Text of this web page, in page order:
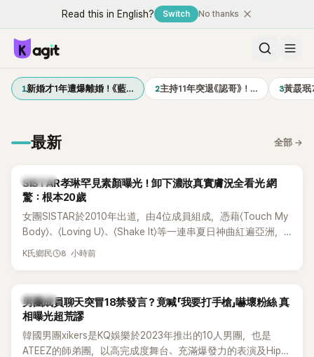
Read this in English? Switch No thanks
1新婚才1年遭爆離婚！《藍… 2主持11年突退《認哥》！… 3黃晸
最新 全部 →
K-POP
SISTAR孝琳罕見素顏曝光！卸下濃妝真實膚況全看光 網
驚：根本20歲
女團SISTAR於2010年出道，由4位成員組成，憑藉〈Touch My
Body〉、〈Loving U〉、〈Shake It〉等一連串夏日神曲紅遍亞洲，
獲封「夏日女王」。不過，團體在出道滿7年後宣布解散，成員各
不僅展現兩人多年不變的好交情，她幾乎素顏入鏡的真實模
樣，也意外掀起網友熱議。
K氏鄉民 8 小時前
K-POP
男團成員聊天突冒18禁發言？竟喊「我要打手槍」嚇壞粉絲 真
相曝光超荒謬
韓國男團xikers是KQ娛樂於2023年推出的10人男團，也是
ATEEZ的師弟團，以高完成度舞台、充滿爆發力的表演及Hip-